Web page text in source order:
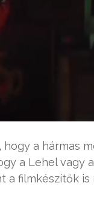
a hármas
a Lehel vagy
a filmkészítők